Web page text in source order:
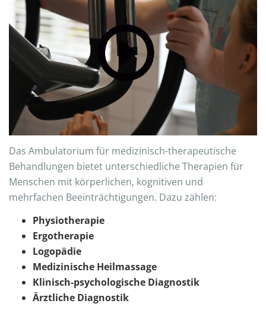
Das Ambulatorium für medizinisch-therapeutische
Behandlungen bietet unterschiedliche Therapien für
Menschen mit körperlichen, kognitiven und
mehrfachen Beeinträchtigungen. Dazu zählen:
Physiotherapie
Ergotherapie
Logopädie
Medizinische Heilmassage
Klinisch-psychologische Diagnostik
Ärztliche Diagnostik